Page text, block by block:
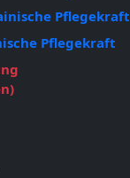
Pflegekraft
Pflegekraft